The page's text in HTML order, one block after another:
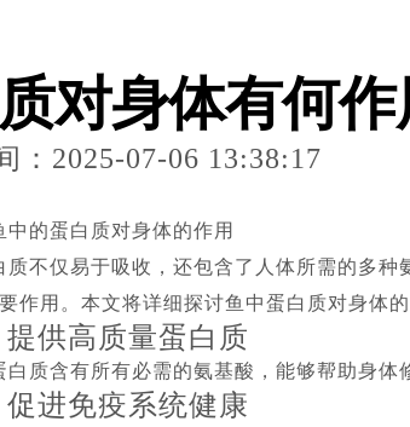
对身体有何作
：2025-07-06 13:38:17
中的蛋白质对身体的作用
不仅易于吸收，还包含了人体所需的多
作用。本文将详细探讨鱼中蛋白质对身体的
提供高质量蛋白质
质含有所有必需的氨基酸，能够帮助身体
促进免疫系统健康